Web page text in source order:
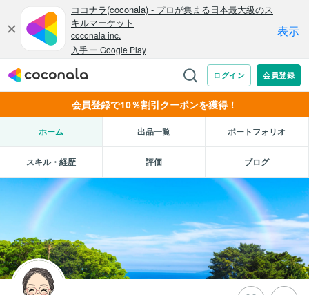
会員登録で10％割引クーポンを獲得！
ホーム 出品一覧 ポートフォリオ
スキル・経歴 評価 ブログ